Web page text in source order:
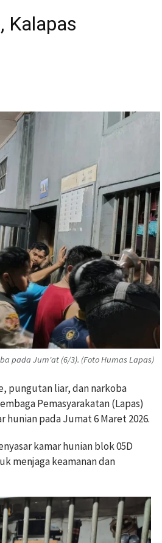
Kalapas
pada Jum'at (6/3). (Foto Humas Lapas)
pungutan liar, dan narkoba
Pemasyarakatan (Lapas)
hunian pada Jumat 6 Maret 2026.
kamar hunian blok 05D
menjaga keamanan dan